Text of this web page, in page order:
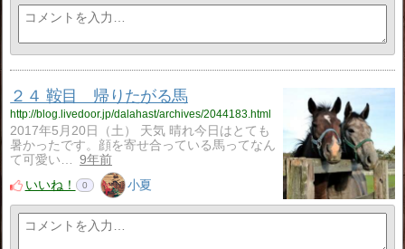
２４ 鞍目 帰りたがる馬
http://blog.livedoor.jp/dalahast/archives/2044183.html
2017年5月20日（土） 天気 晴れ今日はとても
暑かったです。顔を寄せ合っている馬ってなん
て可愛い…
9年前
いいね！
0 小夏